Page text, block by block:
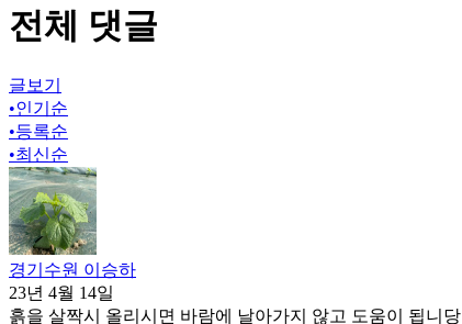
전체 댓글
글보기
•인기순
•등록순
•최신순
경기수원 이승하
23년 4월 14일
흙을 살짝시 올리시면 바람에 날아가지 않고 도움이 됩니당